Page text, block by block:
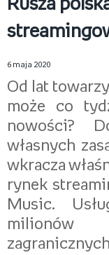
Rusza
6 maja 2020
Od lat
może co
nowości?
własnych
wkracza
rynek
Music.
milionów